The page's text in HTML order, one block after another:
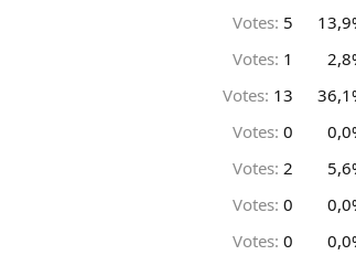
Votes: 5
Votes: 1
Votes: 13
Votes: 0
Votes: 2
Votes: 0
Votes: 0